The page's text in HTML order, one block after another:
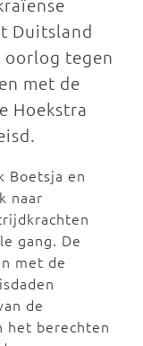
Duitsland
oorlog tegen
met de
Hoekstra
Boetsja en
naar
gang. De
met de
de
het berechten